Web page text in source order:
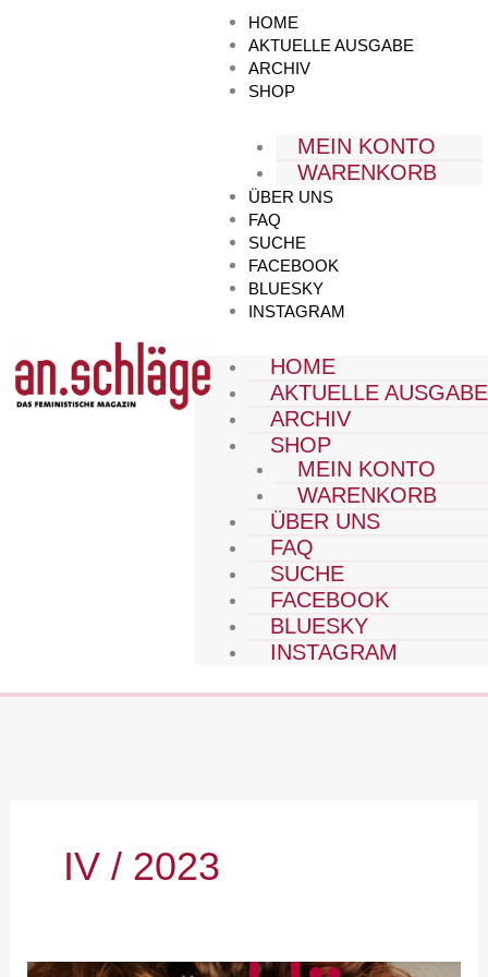
HOME
AKTUELLE AUSGABE
ARCHIV
SHOP
MEIN KONTO
WARENKORB
ÜBER UNS
FAQ
SUCHE
FACEBOOK
BLUESKY
INSTAGRAM
HOME
AKTUELLE AUSGABE
ARCHIV
SHOP
MEIN KONTO
WARENKORB
ÜBER UNS
FAQ
SUCHE
FACEBOOK
BLUESKY
INSTAGRAM
IV / 2023
2023-